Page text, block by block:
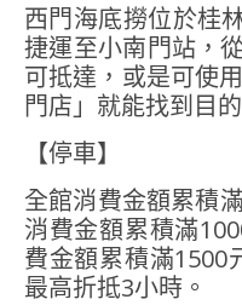
西門海底撈位於桂
捷運至小南門站，
可抵達，或是可使
門店」就能找到目
【停車】
全館消費金額累積
消費金額累積滿
費金額累積滿1500
最高折抵3小時。